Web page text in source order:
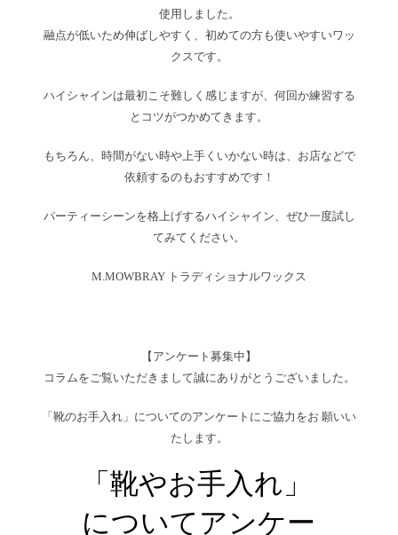
使用しました。
融点が低いため伸ばしやすく、初めての方も使いやすいワッ
クスです。
ハイシャインは最初こそ難しく感じますが、何回か練習する
とコツがつかめてきます。
もちろん、時間がない時や上手くいかない時は、お店などで
依頼するのもおすすめです！
パーティーシーンを格上げするハイシャイン、ぜひ一度試し
てみてください。
M.MOWBRAY トラディショナルワックス
【アンケート募集中】
コラムをご覧いただきまして誠にありがとうございました。
「靴のお手入れ」についてのアンケートにご協力をお 願いい
たします。